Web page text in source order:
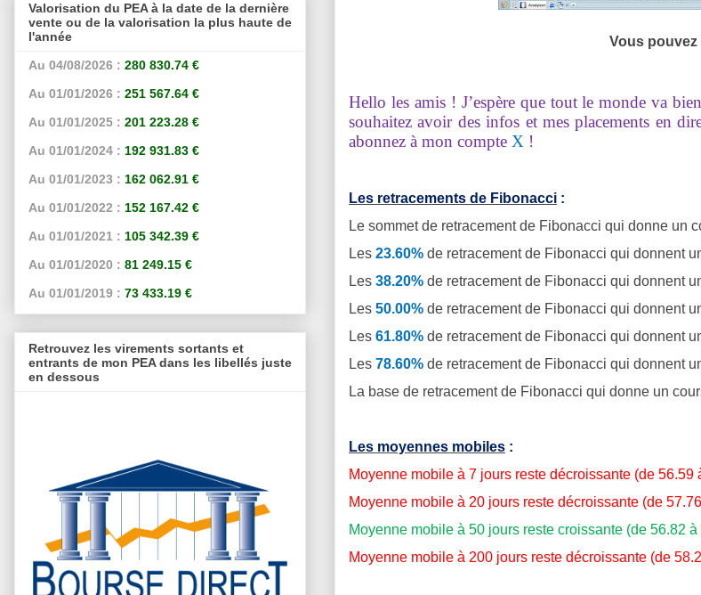
Vous
Hello les amis ! J’espère que tout le monde va
souhaitez avoir des infos et mes placements en
abonnez à mon compte X !
Les retracements de Fibonacci :
Le sommet de retracement de Fibonacci qui donne un
Les 23.60% de retracement de Fibonacci qui donnent
Les 38.20% de retracement de Fibonacci qui donnent
Les 50.00% de retracement de Fibonacci qui donnent
Les 61.80% de retracement de Fibonacci qui donnent
Les 78.60% de retracement de Fibonacci qui donnent
La base de retracement de Fibonacci qui donne un
Les moyennes mobiles :
Moyenne mobile à 7 jours reste décroissante (de 56.59
Moyenne mobile à 20 jours reste décroissante (de
Moyenne mobile à 50 jours reste croissante (de 56.82 à
Moyenne mobile à 200 jours reste décroissante (de
Valorisation du PEA à la date de la dernière
vente ou de la valorisation la plus haute de
l'année
Au 04/08/2026 : 280 830.74 €
Au 01/01/2026 : 251 567.64 €
Au 01/01/2025 : 201 223.28 €
Au 01/01/2024 : 192 931.83 €
Au 01/01/2023 : 162 062.91 €
Au 01/01/2022 : 152 167.42 €
Au 01/01/2021 : 105 342.39 €
Au 01/01/2020 : 81 249.15 €
Au 01/01/2019 : 73 433.19 €
Retrouvez les virements sortants et
entrants de mon PEA dans les libellés juste
en dessous